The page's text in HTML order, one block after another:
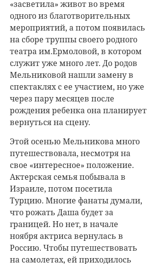
«засветила» живот во время
одного из благотворительных
мероприятий, а потом появилась
на сборе труппы своего родного
театра им.Ермоловой, в котором
служит уже много лет. До родов
Мельниковой нашли замену в
спектаклях с ее участием, но уже
через пару месяцев после
рождения ребенка она планирует
вернуться на сцену.
Этой осенью Мельникова много
путешествовала, несмотря на
свое «интересное» положение.
Актерская семья побывала в
Израиле, потом посетила
Турцию. Многие фанаты думали,
что рожать Даша будет за
границей. Но нет, в начале
ноября актриса вернулась в
Россию. Чтобы путешествовать
на самолетах, ей приходилось